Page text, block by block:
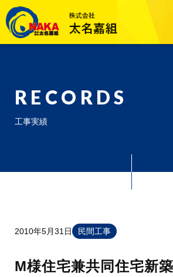
RECORDS
工事実績
2010年5月31日 民間工事
M様住宅兼共同住宅新